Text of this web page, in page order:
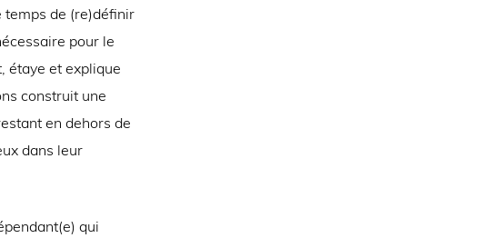
temps de (re)définir
pour le
étaye et explique
construit une
en dehors de
dans leur
qui